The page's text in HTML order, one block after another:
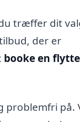
træffer dit
der er
booke en
problemfri på.